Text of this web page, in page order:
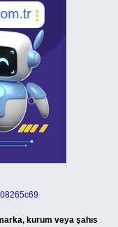
kurum veya şahıs